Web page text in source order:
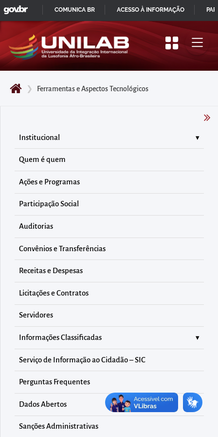
Pular
para
início
do
principal
Acessar
diretamente
o
Acessar
diretamente
área
para
realizar
buscas
internas
Acessar
informações
postas
rodapé
❯ Ferramentas e Aspectos Tecnológicos
Institucional
Quem é quem
Ações e Programas
Participação Social
Auditorias
Convênios e Transferências
Receitas e Despesas
Licitações e Contratos
Servidores
Informações Classificadas
Serviço de Informação ao Cidadão – SIC
Perguntas Frequentes
Dados Abertos
Sanções Administrativas
IR
PARA
CONTEÚDO
GOVBR
COMUNICA BR ACESSO À INFORMAÇÃO